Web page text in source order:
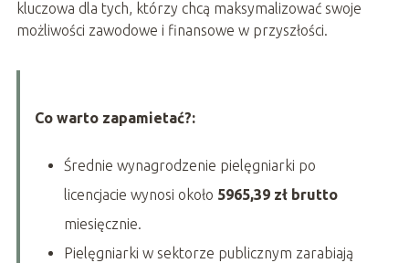
kluczowa dla tych, którzy chcą maksymalizować swoje
możliwości zawodowe i finansowe w przyszłości.
Co warto zapamietać?:
Średnie wynagrodzenie pielęgniarki po
licencjacie wynosi około 5965,39 zł brutto
miesięcznie.
Pielęgniarki w sektorze publicznym zarabiają